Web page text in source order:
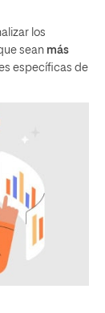
los
sean más
específicas de